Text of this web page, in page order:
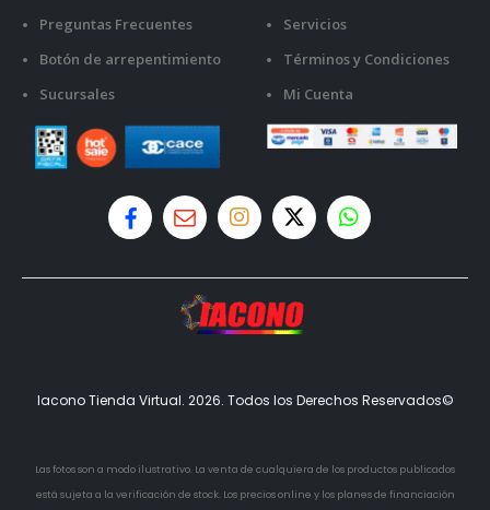
Preguntas Frecuentes
Botón de arrepentimiento
Sucursales
Servicios
Términos y Condiciones
Mi Cuenta
Iacono Tienda Virtual. 2026. Todos los Derechos Reservados©
Las fotos son a modo ilustrativo. La venta de cualquiera de los productos publicados
está sujeta a la verificación de stock. Los precios online y los planes de financiación